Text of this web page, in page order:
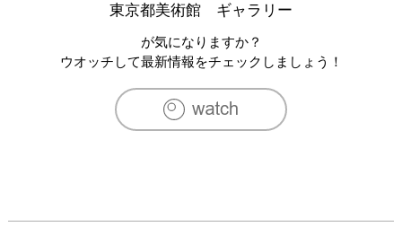
東京都美術館 ギャラリー
が気になりますか？
ウオッチして最新情報をチェックしましょう！